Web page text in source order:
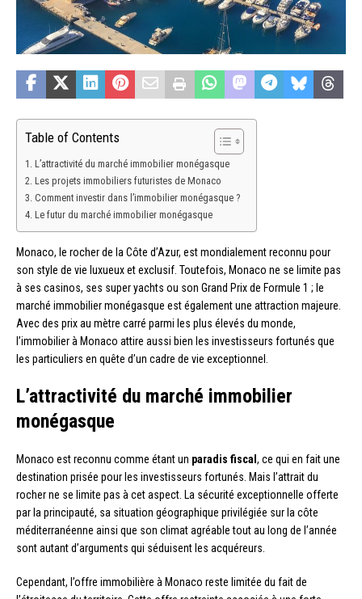
Table of Contents
L’attractivité du marché immobilier monégasque
Les projets immobiliers futuristes de Monaco
Comment investir dans l’immobilier monégasque ?
Le futur du marché immobilier monégasque
Monaco, le rocher de la Côte d’Azur, est mondialement reconnu pour
son style de vie luxueux et exclusif. Toutefois, Monaco ne se limite pas
à ses casinos, ses super yachts ou son Grand Prix de Formule 1 ; le
marché immobilier monégasque est également une attraction majeure.
Avec des prix au mètre carré parmi les plus élevés du monde,
l’immobilier à Monaco attire aussi bien les investisseurs fortunés que
les particuliers en quête d’un cadre de vie exceptionnel.
L’attractivité du marché immobilier
monégasque
Monaco est reconnu comme étant un paradis fiscal , ce qui en fait une
destination prisée pour les investisseurs fortunés. Mais l’attrait du
rocher ne se limite pas à cet aspect. La sécurité exceptionnelle offerte
par la principauté, sa situation géographique privilégiée sur la côte
méditerranéenne ainsi que son climat agréable tout au long de l’année
sont autant d’arguments qui séduisent les acquéreurs.
Cependant, l’offre immobilière à Monaco reste limitée du fait de